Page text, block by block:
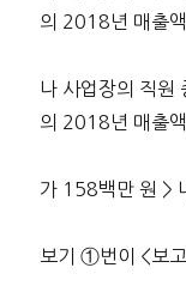
의 2018년 매출
나 사업장의 직원
의 2018년 매출
가 158백만 원 >
보기 ①번이 <보